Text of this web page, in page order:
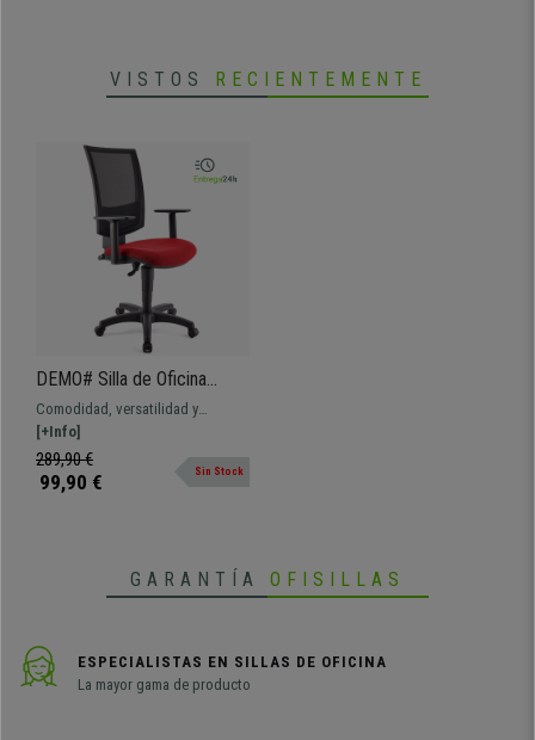
VISTOS RECIENTEMENTE
DEMO# Silla de Oficina
PANDORA PLUS, Respaldo
en Malla, Brazos Ajustables,
Gran Acolchado, Rojo
Comodidad, versatilidad y
robustez a un precio insuperable.
Este estupendo modelo ofrece un
exceletne equilibrio para tu día a
[+Info]
289,90 €
99,90 € Sin Stock
GARANTÍA OFISILLAS
ESPECIALISTAS EN SILLAS DE OFICINA
La mayor gama de producto